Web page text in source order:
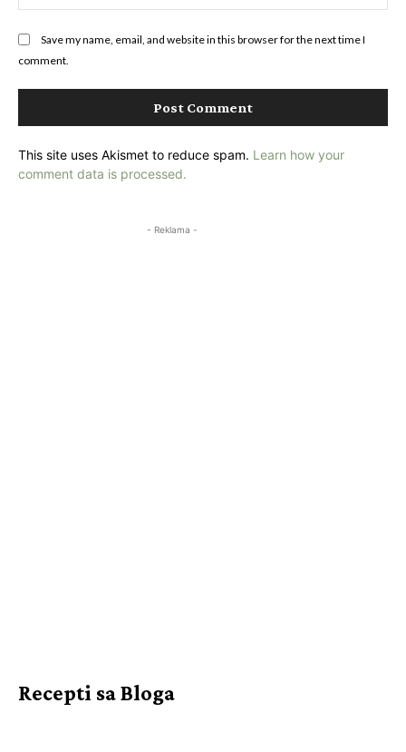
Save my name, email, and website in this browser for the next time I
comment.
This site uses Akismet to reduce spam. Learn how your
comment data is processed.
- Reklama -
Recepti sa Bloga